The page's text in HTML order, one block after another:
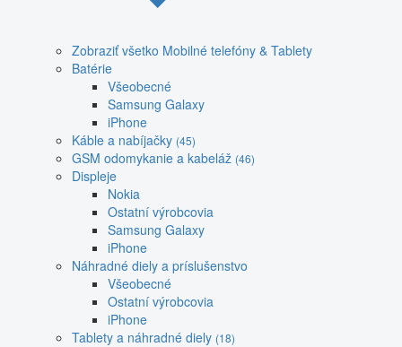
Zobraziť všetko Mobilné telefóny & Tablety
Batérie
Všeobecné
Samsung Galaxy
iPhone
Káble a nabíjačky (45)
GSM odomykanie a kabeláž (46)
Displeje
Nokia
Ostatní výrobcovia
Samsung Galaxy
iPhone
Náhradné diely a príslušenstvo
Všeobecné
Ostatní výrobcovia
iPhone
Tablety a náhradné diely (18)